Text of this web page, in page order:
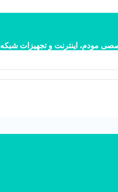
مودم، اینترنت و تجهیزات شبکه